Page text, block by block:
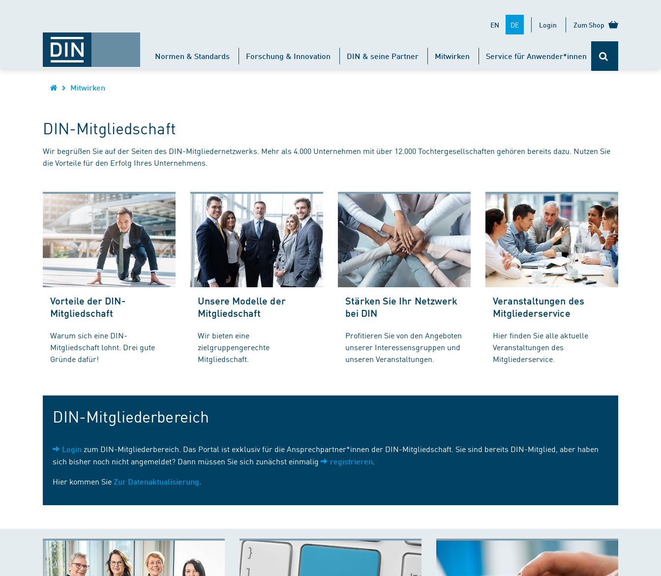
EN DE Login Zum Shop
Normen & Standards Forschung & Innovation DIN & seine Partner Mitwirken Service für Anwender*innen
Mitwirken
DIN-Mitgliedschaft
Wir begrüßen Sie auf der Seiten des DIN-Mitgliedernetzwerks. Mehr als 4.000 Unternehmen mit über 12.000 Tochtergesellschaften gehören bereits dazu. Nutzen Sie
die Vorteile für den Erfolg Ihres Unternehmens.
Vorteile der DIN-
Mitgliedschaft
Warum sich eine DIN-
Mitgliedschaft lohnt. Drei gute
Gründe dafür!
Unsere Modelle der
Mitgliedschaft
Wir bieten eine
zielgruppengerechte
Mitgliedschaft.
Stärken Sie Ihr Netzwerk
bei DIN
Profitieren Sie von den Angeboten
unserer Interessensgruppen und
unseren Veranstaltungen.
Veranstaltungen des
Mitgliederservice
Hier finden Sie alle aktuelle
Veranstaltungen des
Mitgliederservice.
DIN-Mitgliederbereich
Login zum DIN-Mitgliederbereich. Das Portal ist exklusiv für die Ansprechpartner*innen der DIN-Mitgliedschaft. Sie sind bereits DIN-Mitglied, aber haben
sich bisher noch nicht angemeldet? Dann müssen Sie sich zunächst einmalig
registrieren
Hier kommen Sie Zur Datenaktualisierung.